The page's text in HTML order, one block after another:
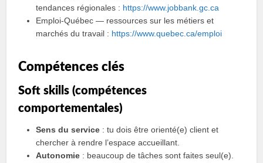
tendances régionales : https://www.jobbank.gc.ca
Emploi‑Québec — ressources sur les métiers et
marchés du travail : https://www.quebec.ca/emploi
Compétences clés
Soft skills (compétences
comportementales)
Sens du service : tu dois être orienté(e) client et
chercher à rendre l’espace accueillant.
Autonomie : beaucoup de tâches sont faites seul(e).